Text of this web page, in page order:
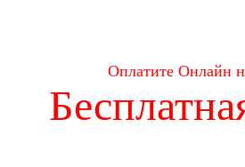
Оплатите Онлайн